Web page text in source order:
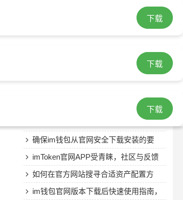
下载
下载
下载
借助imToken钱包安卓版开展资金安全
深入了解imToken官网，助力优化数字
imtoken钱包如何进行资产转移和转
获取IMToken最新下载链接并不难，这
些方法要掌握
确保im钱包从官网安全下载安装的要
点，你知道哪些？
imToken官网APP受青睐，社区与反馈
机制助力用户成长
如何在官方网站搜寻合适资产配置方
案？这些要点需掌握
im钱包官网版本下载后快速使用指南，